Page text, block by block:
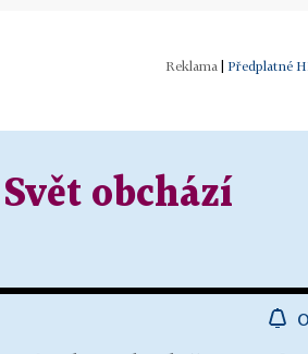
Předplatné
Svět obchází